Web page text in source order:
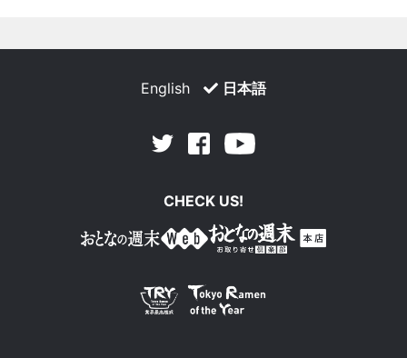
English 日本語
Twitter Facebook
CHECK US!